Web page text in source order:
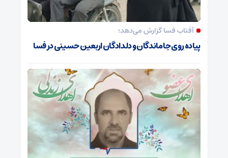
آفتاب فسا گزارش می‌دهد؛
پیاده روی جاماندگان و دلدادگان اربعین حسینی در فسا